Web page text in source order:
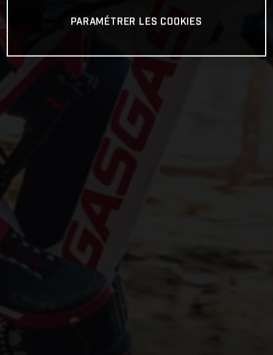
PARAMÉTRER LES COOKIES